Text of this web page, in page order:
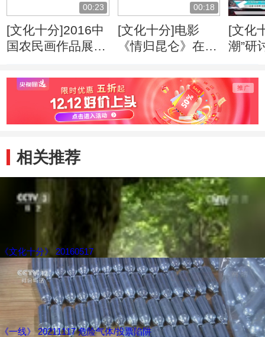
00:23
[文化十分]2016中
国农民画作品展在
00:18
[文化十分]电影
《情归昆仑》在乌
[文化
潮”
提倡
相关推荐
《文化十分》 20160517
《一线》 20211117 危险气体/投票陷阱